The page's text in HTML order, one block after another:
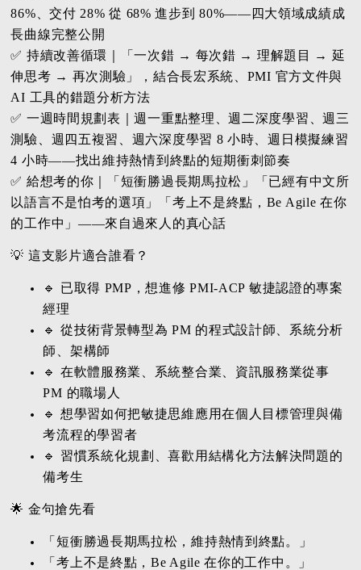
86%、交付 28% 從 68% 進步到 80%——四大領域成績成
長曲線完整公開
✅ 持續改善循環｜「一次錯 → 每次錯 → 理解題目 → 延
伸思考 → 再次測驗」，結合長宏系統、PMI 官方文件與
AI 工具的錯題分析方法
✅ 一週時間規劃表｜週一重點整理、週二深度學習、週三
測驗、週四五複習、週六深度學習 8 小時、週日模擬練習
4 小時——找出維持熱情到終點的短期衝刺節奏
✅ 給想考的你｜「短衝勝過長期馬拉松」「已經有中文所
以語言不是怕考的選項」「考上不是終點，Be Agile 在你
的工作中」——來自過來人的真心話
💡 這支影片適合誰看？
🔹 已取得 PMP，想進修 PMI-ACP 敏捷認證的專案
經理
🔹 從技術背景轉型為 PM 的程式設計師、系統分析
師、架構師
🔹 在軟體服務業、系統整合業、資訊服務業從事
PM 的職場人
🔹 想學習如何把敏捷思維應用在個人目標管理與備
考流程的學習者
🔹 習慣系統化規劃、喜歡用結構化方法解決問題的
備考生
🌟 金句搶先看
「短衝勝過長期馬拉松，維持熱情到終點。」
「考上不是終點，Be Agile 在你的工作中。」